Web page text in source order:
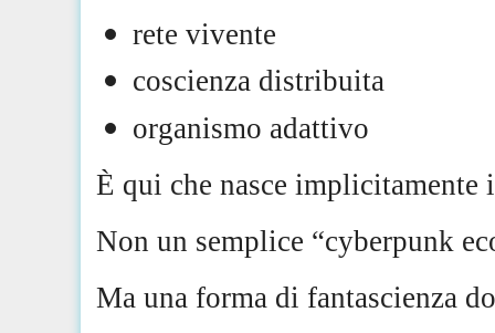
rete vivente
coscienza distribuita
organismo adattivo
È qui che nasce
Non un semplice “cyberpunk
Ma una forma di fantascienza